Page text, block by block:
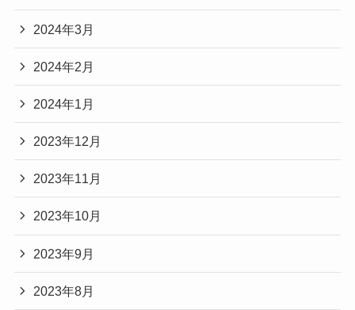
2024年3月
2024年2月
2024年1月
2023年12月
2023年11月
2023年10月
2023年9月
2023年8月